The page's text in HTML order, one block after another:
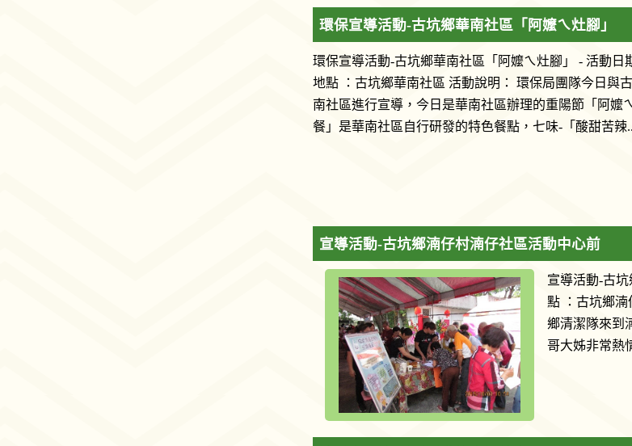
環保宣導活動-古坑鄉華南社區「阿嬤ㄟ灶腳」
環保宣導活動-古坑鄉華南社區「阿嬤ㄟ灶腳」 - 活動日
地點 ：古坑鄉華南社區 活動說明： 環保局團隊今日與
南社區進行宣導，今日是華南社區辦理的重陽節「阿嬤
餐」是華南社區自行研發的特色餐點，七味-「酸甜苦辣
宣導活動-古坑鄉湳仔村湳仔社區活動中心前
宣導活動-古
點 ：古坑鄉
鄉清潔隊來到
哥大姊非常熱